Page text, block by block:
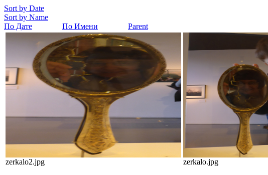
Sort by Date
Sort by Name
По Дате
По Имени Parent
zerkalo2.jpg zerkalo.jpg